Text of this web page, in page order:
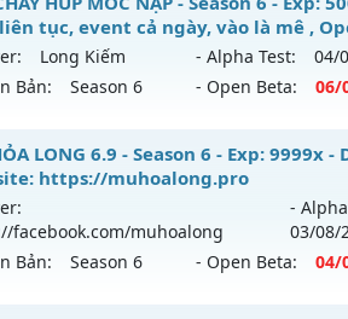
loại: Mu Nguyên bản Webzen
gold
mới ra tháng 08 2026 - Mở máy chủ
9999x - Drop: 90%
loại: Mu Nguyên bản Webzen
ICMPROTECT ✅ 🔴 ✨ ⚡️
liên tục, event cả ngày, vào là mê ,
Long Kiếm - Alpha Test: 04/
Bản:
Season 6 - Open Beta: 06/
CHAY HÚP MỐC NẠP - Boss liên
mới ra tháng 08 2026 - Mở máy chủ
500x - Drop: 25%
LONG 6.9 - Season 6 - Exp: 9999x -
https://muhoalong.pro
facebook.com/muhoalong
-
03/08/
Bản:
Season 6 - Open Beta: 04/